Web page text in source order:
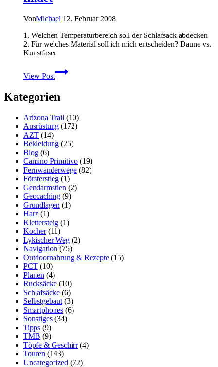
VonMichael 12. Februar 2008
1. Welchen Temperaturbereich soll der Schlafsack abdecken
2. Für welches Material soll ich mich entscheiden? Daune vs.
Kunstfaser
View Post
Wie
man
richtigen
Kategorien
Arizona Trail (10)
Ausrüstung (172)
AZT (14)
Bekleidung (25)
Blog (6)
Camino Primitivo (19)
Fernwanderwege (82)
Försterstieg (1)
Gendarmstien (2)
Geocaching (9)
Grundlagen (1)
Harz (1)
Klettersteig (1)
Kocher(11)
Lykischer Weg (2)
Navigation (75)
Outdoornahrung & Rezepte (15)
PCT (10)
Planen (4)
Rucksäcke (10)
Schlafsäcke (6)
Selbstgebaut (3)
Smartphones (6)
Sonstiges (34)
Tipps (9)
TMB (9)
Töpfe & Geschirr(4)
Touren (143)
Uncategorized (72)